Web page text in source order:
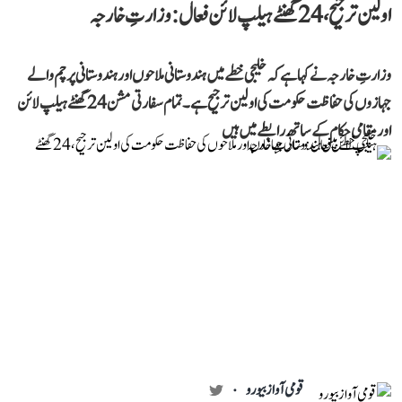
اولین ترجیح، 24 گھنٹے ہیلپ لائن فعال: وزارتِ خارجہ
وزارتِ خارجہ نے کہا ہے کہ خلیجی خطے میں ہندوستانی ملاحوں اور ہندوستانی پرچم والے
جہازوں کی حفاظت حکومت کی اولین ترجیح ہے۔ تمام سفارتی مشن 24 گھنٹے ہیلپ لائن
اور مقامی حکام کے ساتھ رابطے میں ہیں
قومی آواز بیورو